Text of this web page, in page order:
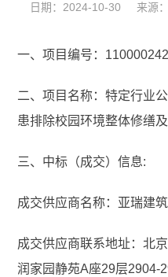
日期：2024-10-30 来源
一、项目编号：
二、项目名称：特定行业
患排除校园环境整体修缮
三、中标（成交）信息:
成交供应商名称：亚瑞建
成交供应商联系地址：北
润家园静苑A座29层2904-